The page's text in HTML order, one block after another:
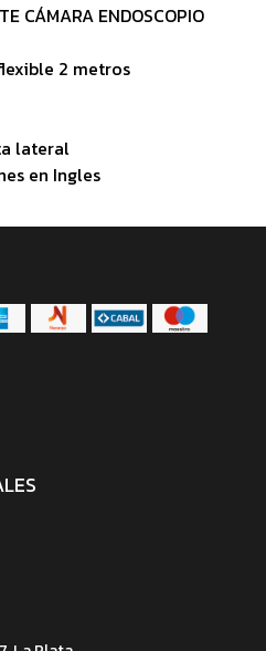
CÁMARA ENDOSCOPIO
2 metros
lateral
en Ingles